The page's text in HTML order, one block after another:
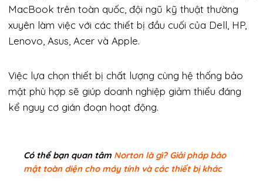
MacBook trên toàn quốc, đội ngũ kỹ thuật thường
xuyên làm việc với các thiết bị đầu cuối của Dell, HP,
Lenovo, Asus, Acer và Apple.
Việc lựa chọn thiết bị chất lượng cùng hệ thống bảo
mật phù hợp sẽ giúp doanh nghiệp giảm thiểu đáng
kể nguy cơ gián đoạn hoạt động.
Có thể bạn quan tâm Norton là gì? Giải pháp bảo
mật toàn diện cho máy tính và các thiết bị khác